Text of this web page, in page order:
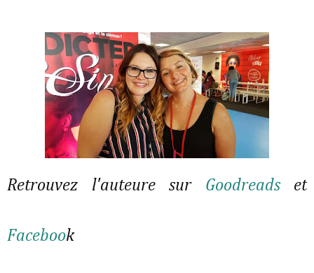
Retrouvez l'auteure sur Goodreadset
Facebook